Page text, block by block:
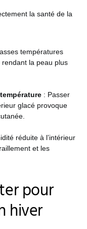
la santé de la
températures
la peau plus
: Passer
glacé provoque
réduite à l’intérieur
et les
pour
hiver